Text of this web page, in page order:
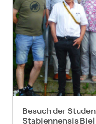
Besuch der
Stabiennensis Biel